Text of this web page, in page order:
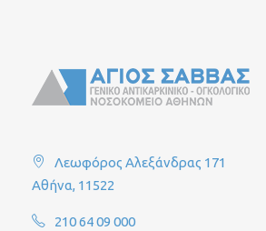
Λεωφόρος Αλεξάνδρας 171
Αθήνα, 11522
210 64 09 000